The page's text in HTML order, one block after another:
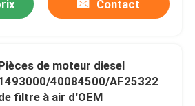
Contact
de moteur diesel
40084500/AF25322
filtre à air d'OEM